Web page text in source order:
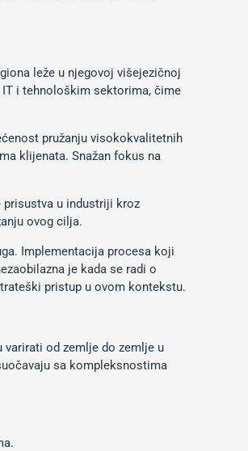
leže u njegovoj višejezičnoj
i tehnološkim sektorima, čime
pružanju visokokvalitetnih
klijenata. Snažan fokus na
prisustva u industriji kroz
ovog cilja.
Implementacija procesa koji
je kada se radi o
pristup u ovom kontekstu.
varirati od zemlje do zemlje u
sa kompleksnostima